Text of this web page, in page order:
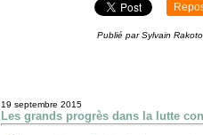
Publié par Sylvain
19 septembre 2015
Les grands progrès dans la lutte